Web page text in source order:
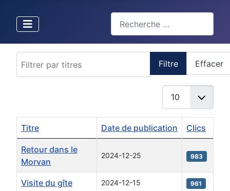
Type 2 or more characters for
Filtre Effacer
Articles
Titre Date de publication Clics
Retour dans le
Morvan
2024-12-25 983
Visite du gîte 2024-12-15 961